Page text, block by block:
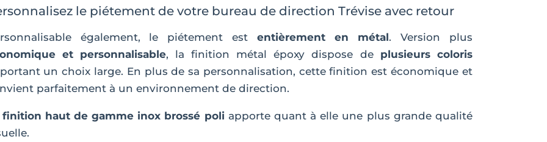
le piétement de votre bureau de direction Trévise avec retour
également, le piétement estentièrement en métal. Version plus
et personnalisable, la finition métal époxy dispose de plusieurs coloris
un choix large. En plus de sa personnalisation, cette finition est économique et
parfaitement à un environnement de direction.
finition haut de gamme inox brossé poli apporte quant à elle une plus grande qualité